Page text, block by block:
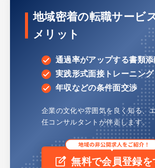
地域密着の転職サービ
メリット
通過率がアップする書類添
実践形式面接トレーニング
年収などの条件面交渉
企業の文化や雰囲気を良く知る、
任コンサルタントが伴走します。
無料で会員登録を